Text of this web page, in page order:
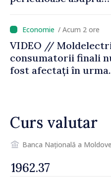
caniculă
/ Acum 2 ore
VIDEO //
consumatorii finali
fost afectați în urma
regim prioritar
Curs valutar
Banca Națională a